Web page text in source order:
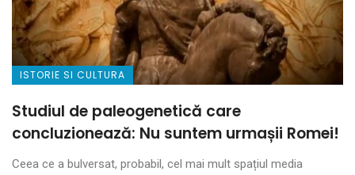
ISTORIE SI CULTURA
Studiul de paleogenetică care
concluzionează: Nu suntem urmașii Romei!
Ceea ce a bulversat, probabil, cel mai mult spațiul media